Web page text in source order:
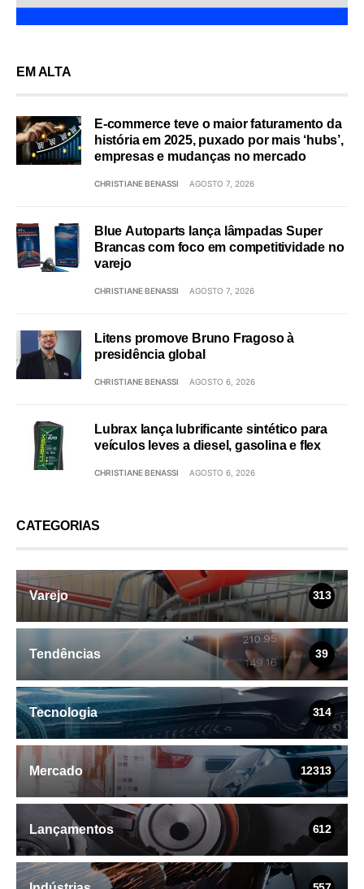
EM ALTA
E-commerce teve o maior faturamento da
história em 2025, puxado por mais ‘hubs’,
empresas e mudanças no mercado
CHRISTIANE BENASSI AGOSTO 7, 2026
Blue Autoparts lança lâmpadas Super
Brancas com foco em competitividade no
varejo
CHRISTIANE BENASSI AGOSTO 7, 2026
Litens promove Bruno Fragoso à
presidência global
CHRISTIANE BENASSI AGOSTO 6, 2026
Lubrax lança lubrificante sintético para
veículos leves a diesel, gasolina e flex
CHRISTIANE BENASSI AGOSTO 6, 2026
CATEGORIAS
Varejo 313
Tendências 39
Tecnologia 314
Mercado 12313
Lançamentos 612